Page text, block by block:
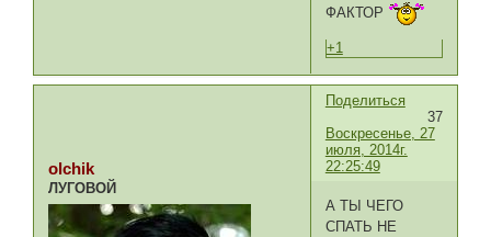
ФАКТОР
+1
Поделиться
37
Воскресенье, 27
июля, 2014г.
22:25:49
olchik
ЛУГОВОЙ
А ТЫ ЧЕГО
СПАТЬ НЕ